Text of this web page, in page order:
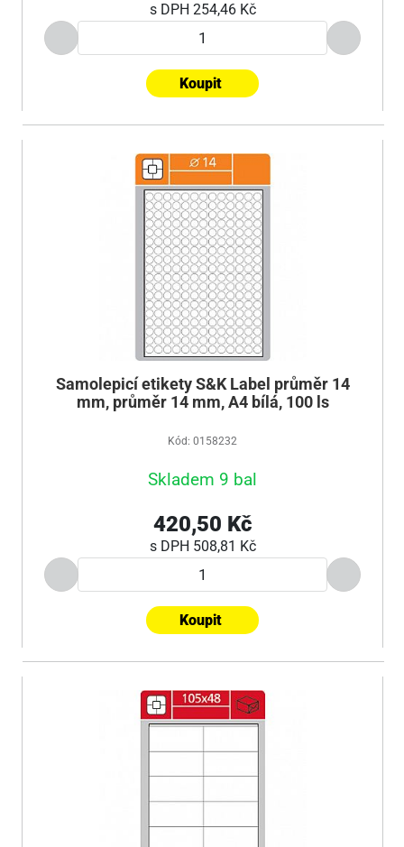
s DPH 254,46 Kč
Koupit
Samolepicí etikety S&K Label průměr 14
mm, průměr 14 mm, A4 bílá, 100 ls
Kód: 0158232
Skladem 9 bal
420,50 Kč
s DPH 508,81 Kč
Koupit